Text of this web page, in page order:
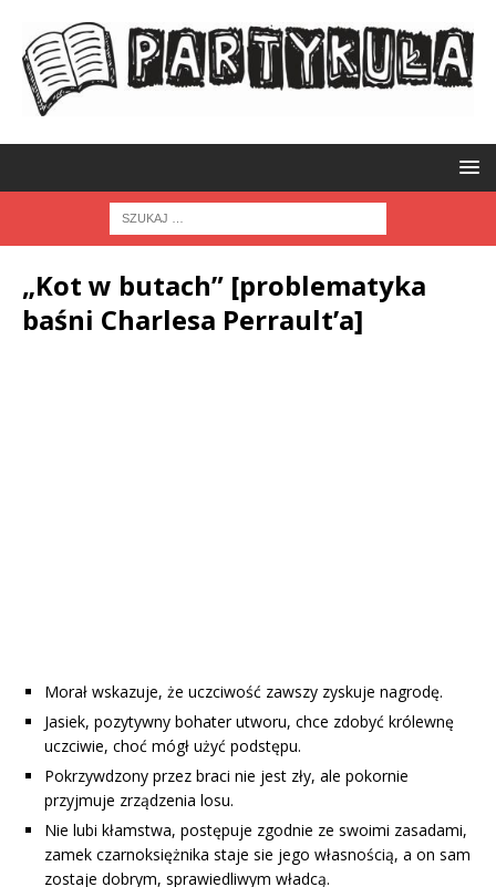
„Kot w butach” [problematyka
baśni Charlesa Perrault’a]
Morał wskazuje, że uczciwość zawszy zyskuje nagrodę.
Jasiek, pozytywny bohater utworu, chce zdobyć królewnę
uczciwie, choć mógł użyć podstępu.
Pokrzywdzony przez braci nie jest zły, ale pokornie
przyjmuje zrządzenia losu.
Nie lubi kłamstwa, postępuje zgodnie ze swoimi zasadami,
zamek czarnoksiężnika staje sie jego własnością, a on sam
zostaje dobrym, sprawiedliwym władcą.